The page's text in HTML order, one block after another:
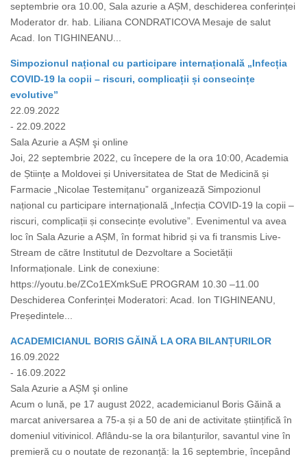
septembrie ora 10.00, Sala azurie a AȘM, deschiderea conferinței
Moderator dr. hab. Liliana CONDRATICOVA Mesaje de salut
Acad. Ion TIGHINEANU...
Simpozionul național cu participare internațională „Infecția
COVID-19 la copii – riscuri, complicații și consecințe
evolutive”
22.09.2022
- 22.09.2022
Sala Azurie a AȘM şi online
Joi, 22 septembrie 2022, cu începere de la ora 10:00, Academia
de Științe a Moldovei și Universitatea de Stat de Medicină și
Farmacie „Nicolae Testemițanu” organizează Simpozionul
național cu participare internațională „Infecția COVID-19 la copii –
riscuri, complicații și consecințe evolutive”. Evenimentul va avea
loc în Sala Azurie a AȘM, în format hibrid și va fi transmis Live-
Stream de către Institutul de Dezvoltare a Societății
Informaționale. Link de conexiune:
https://youtu.be/ZCo1EXmkSuE PROGRAM 10.30 –11.00
Deschiderea Conferinței Moderatori: Acad. Ion TIGHINEANU,
Președintele...
ACADEMICIANUL BORIS GĂINĂ LA ORA BILANȚURILOR
16.09.2022
- 16.09.2022
Sala Azurie a AȘM şi online
Acum o lună, pe 17 august 2022, academicianul Boris Găină a
marcat aniversarea a 75-a și a 50 de ani de activitate științifică în
domeniul vitivinicol. Aflându-se la ora bilanțurilor, savantul vine în
premieră cu o noutate de rezonanță: la 16 septembrie, începând